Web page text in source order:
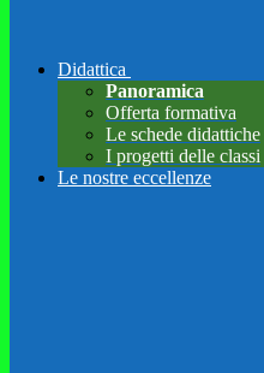
Didattica
Panoramica
Offerta formativa
Le schede didattiche
I progetti delle classi
Le nostre eccellenze